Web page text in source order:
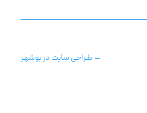
←طراحی سایت در بوشهر